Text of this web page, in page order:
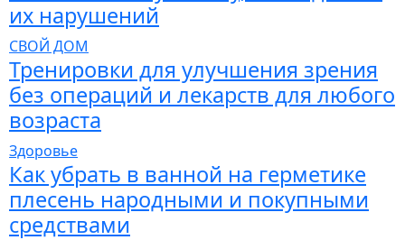
их нарушений
СВОЙ ДОМ
Тренировки для улучшения зрения
без операций и лекарств для любого
возраста
Здоровье
Как убрать в ванной на герметике
плесень народными и покупными
средствами